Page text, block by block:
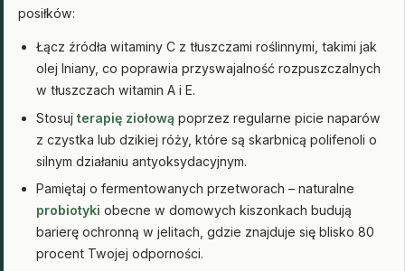
posiłków:
Łącz źródła witaminy C z tłuszczami roślinnymi, takimi jak
olej lniany, co poprawia przyswajalność rozpuszczalnych
w tłuszczach witamin A i E.
Stosuj terapię ziołową poprzez regularne picie naparów
z czystka lub dzikiej róży, które są skarbnicą polifenoli o
silnym działaniu antyoksydacyjnym.
Pamiętaj o fermentowanych przetworach – naturalne
probiotyki obecne w domowych kiszonkach budują
barierę ochronną w jelitach, gdzie znajduje się blisko 80
procent Twojej odporności.